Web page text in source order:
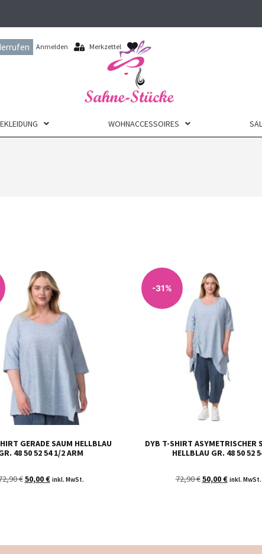
Anmelden Merkzettel
WOHNACCESSOIRES
GERADE SAUM HELLBLAU
48 50 52 54 1/2 ARM
€50,00€ inkl. MwSt.
-31%
DYB T-SHIRT ASYMETRISCHER
HELLBLAU GR. 48 50 52
72,90€50,00€ inkl. MwSt.